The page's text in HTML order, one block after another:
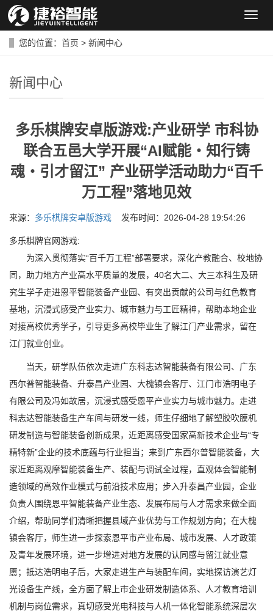
导
您的位置： 首页 > 新闻中心
新闻中心
多乐棋牌安卓版游戏:产业研学 市科协
联合五邑大学开展“AI赋能・知行铸
魂・引才留江” 产业研学活动助力“百千
万工程”落地见效
来源： 多乐棋牌安卓版游戏 发布时间：2026-04-28 19:54:26
多乐棋牌官网游戏:
为深入贯彻落实“百千万工程”部署要求，深化产教融合、校地协
同，助力地方产业高水平质量的发展，40名大二、大三本科生及研
究生学子走进恩平智能装备产业园、有突出贡献的公司与红色教育
基地，沉浸式感受产业实力、城市魅力与工匠精神，帮助本地企业
对接高校优秀学子，引导更多高校毕业生了解江门产业需求，留在
江门就业创业。
当天，研学队伍依次走进广东科志达智能装备有限公司、广东
西尔普智能装备、升泰昌产业园、大槐镇会客厅、江门市浩明电子
有限公司及冯如故居，沉浸式感受恩平产业实力与城市魅力。走进
科志达智能装备生产车间与研发一线，师生仔细地了解塑胶吹膜机
研发制造与智能装备创新成果，近距离感受国家高新技术企业与“专
精特新”企业的技术底蕴与行业担当；来到广东西尔普智能装备，大
家近距离观摩智能装备生产、装配与调试全过程，直观体会智能制
造领域的高效作业模式与前沿技术应用；步入升泰昌产业园，企业
负责人围绕恩平智能装备产业生态、发展布局与人才需求来做全面
介绍，帮助同学们清晰把握县域产业优势与工作规划方向；在大槐
镇会客厅，师生进一步探索恩平市产业布局、城市发展、人才政策
及青年发展环境，进一步增进对地方发展的认同感与留江就业意
愿；抵达浩明电子后，大家走进生产与装配车间，实地探访演艺灯
光设备生产线，全方面了解上市企业研发制造体系、人才教育培训
机制与岗位需求，真切感受光电科技与人机一体化智能系统深层次